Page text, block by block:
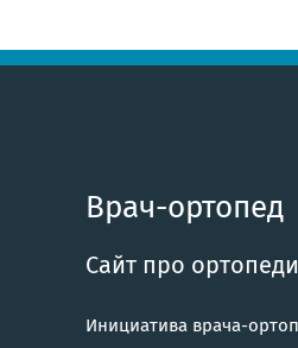
Врач-ортопед
Сайт про
Инициатива врача-